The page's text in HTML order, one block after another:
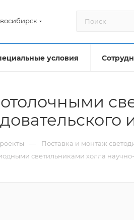
условия
— Поставка и монтаж
светильниками холла научно-